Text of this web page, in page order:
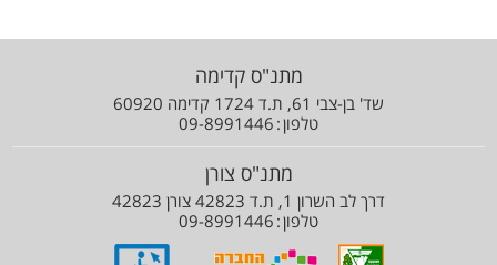
מתנ"ס קדימה
שד' בן-צבי 61, ת.ד 1724 קדימה 60920
טלפון
09-8991446
מתנ"ס צורן
דרך לב השרון 1, ת.ד 42823 צורן 42823
טלפון
09-8991446